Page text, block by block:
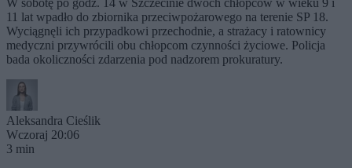
W sobotę po godz. 14 w Szczecinie dwóch chłopców w wieku 9 i
11 lat wpadło do zbiornika przeciwpożarowego na terenie SP 18.
Wyciągnęli ich przypadkowi przechodnie, a strażacy i ratownicy
medyczni przywrócili obu chłopcom czynności życiowe. Policja
bada okoliczności zdarzenia pod nadzorem prokuratury.
Aleksandra Cieślik
Wczoraj 20:06
3 min